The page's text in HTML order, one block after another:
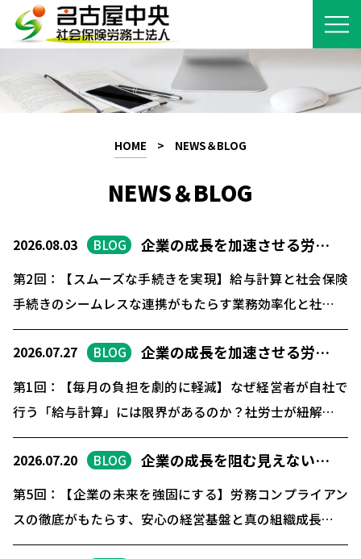
HOME > NEWS＆BLOG
NEWS＆BLOG
2026.08.03 BLOG 企業の成長を加速させる労…
第2回：【スムーズな手続きを実現】給与計算と社会保険
手続きのシームレスな連携がもたらす業務効率化と社…
2026.07.27 BLOG 企業の成長を加速させる労…
第1回：【毎月の負担を劇的に軽減】なぜ経営者が自社で
行う「給与計算」には限界があるのか？社労士が紐解…
2026.07.20 BLOG 企業の成長を阻む見えない…
第5回：【企業の未来を強固にする】労務コンプライアン
スの徹底がもたらす、安心の経営基盤と真の組織成長…